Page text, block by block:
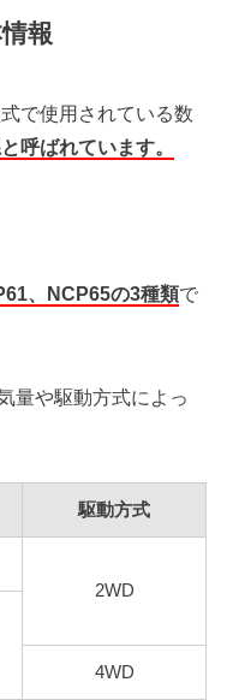
報
で使用されている数
呼ばれています。
、NCP65の3種類で
量や駆動方式によっ
駆動方式
2WD
4WD